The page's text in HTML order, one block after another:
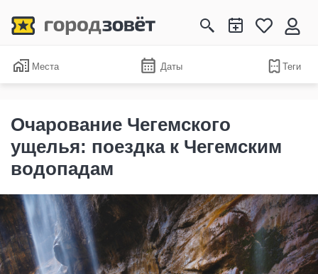
Места Даты Теги
Очарование Чегемского
ущелья: поездка к Чегемским
водопадам